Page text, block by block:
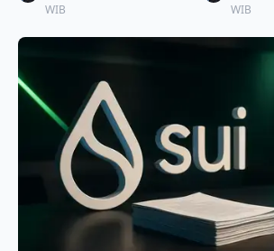
WIB
WIB